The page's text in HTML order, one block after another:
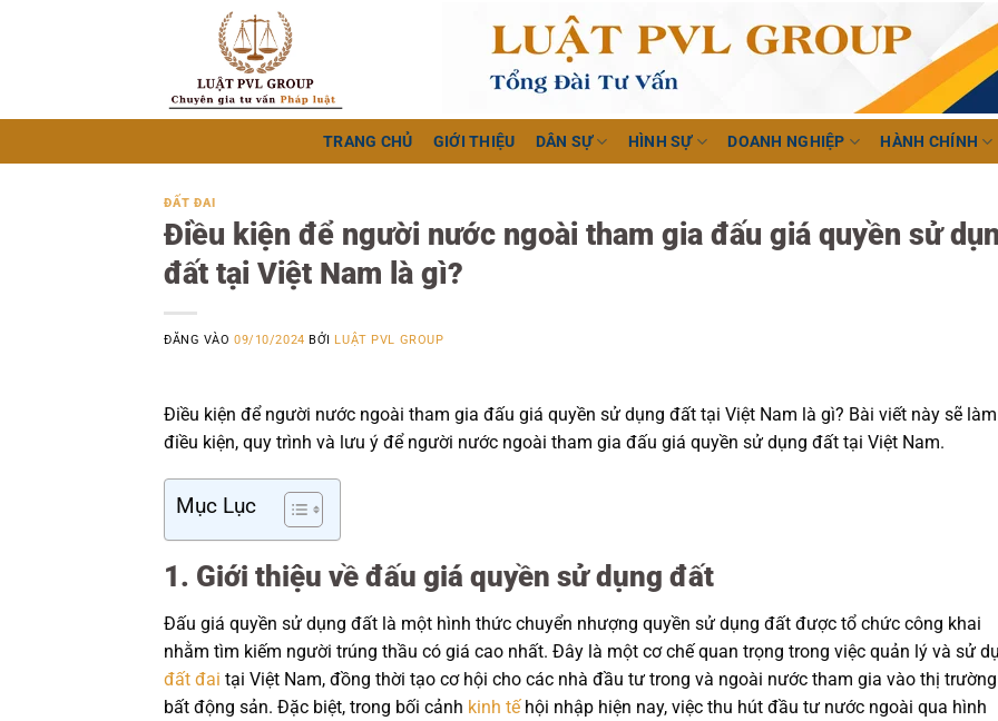
TRANG CHỦ GIỚI THIỆU DÂN SỰ HÌNH SỰ DOANH NGHIỆP HÀNH CHÍNH
ĐẤT ĐAI
Điều kiện để người nước ngoài tham gia đấu giá quyền sử
đất tại Việt Nam là gì?
ĐĂNG VÀO09/10/2024 BỞI LUẬT PVL GROUP
Điều kiện để người nước ngoài tham gia đấu giá quyền sử dụng đất tại Việt Nam là gì? Bài viết này sẽ
điều kiện, quy trình và lưu ý để người nước ngoài tham gia đấu giá quyền sử dụng đất tại Việt Nam.
Mục Lục
1. Giới thiệu về đấu giá quyền sử dụng đất
Đấu giá quyền sử dụng đất là một hình thức chuyển nhượng quyền sử dụng đất được tổ chức công khai
nhằm tìm kiếm người trúng thầu có giá cao nhất. Đây là một cơ chế quan trọng trong việc quản lý và sử
đất đai tại Việt Nam, đồng thời tạo cơ hội cho các nhà đầu tư trong và ngoài nước tham gia vào thị trường
bất động sản. Đặc biệt, trong bối cảnh kinh tếhội nhập hiện nay, việc thu hút đầu tư nước ngoài qua hình